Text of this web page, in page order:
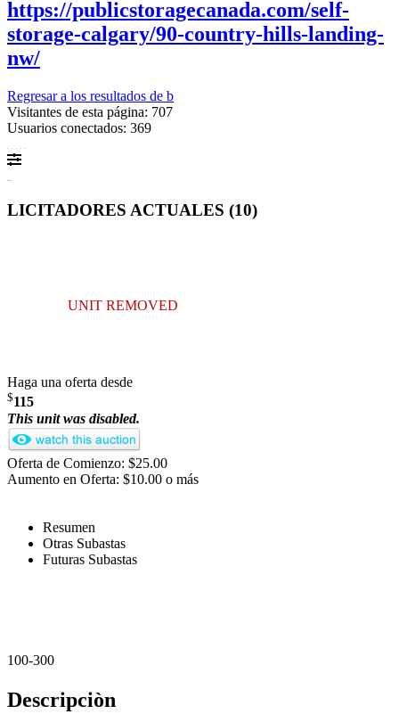
https://publicstoragecanada.com/self-
storage-calgary/90-country-hills-landing-
nw/
Regresar a los resultados de b
Visitantes de esta página: 707
Usuarios conectados: 369
LICITADORES ACTUALES (10)
UNIT REMOVED
Haga una oferta desde
$115
This unit was disabled.
Oferta de Comienzo: $25.00
Aumento en Oferta: $10.00 o más
Resumen
Otras Subastas
Futuras Subastas
100-300
Descripciòn